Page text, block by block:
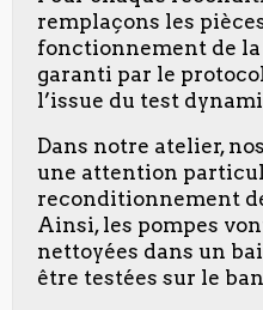
remplaçons les
fonctionnement de
garanti par le
l’issue du test
Dans notre atelier,
une attention
reconditionnement
Ainsi, les pompes
nettoyées dans un
être testées sur le